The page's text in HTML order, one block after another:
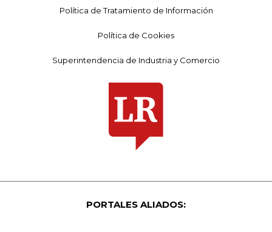
Política de Tratamiento de Información
Política de Cookies
Superintendencia de Industria y Comercio
PORTALES ALIADOS: